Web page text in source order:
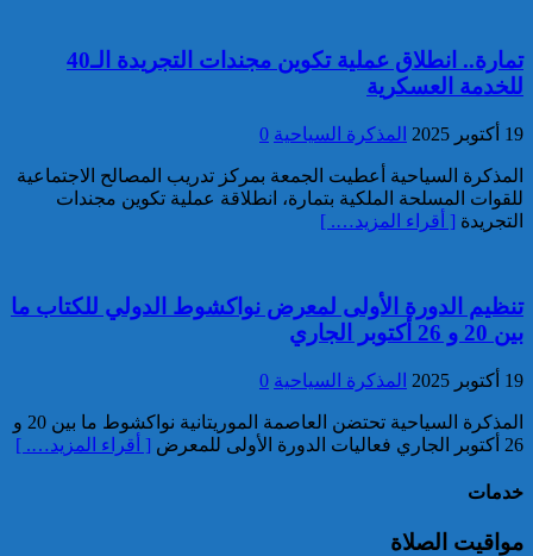
إحباط مخطط إرهابي بالغ
الخطورة كان يستهدف المغرب
توقيف مواطن فرنسي من أصول
تونسية موضوع أمر دولي بإلقاء
القبض صادر عن السلطات
القضائية الفرنسية
تمارة.. انطلاق عملية تكوين مجندات التجريدة الـ40
للخدمة العسكرية
19 أكتوبر 2025 المذكرة السياحية 0
المذكرة السياحية أعطيت الجمعة بمركز تدريب المصالح الاجتماعية
للقوات المسلحة الملكية بتمارة، انطلاقة عملية تكوين مجندات
التجريدة [ أقراء المزيد…. ]
تنظيم الدورة الأولى لمعرض نواكشوط الدولي للكتاب ما
بين 20 و 26 أكتوبر الجاري
19 أكتوبر 2025 المذكرة السياحية 0
المذكرة السياحية تحتضن العاصمة الموريتانية نواكشوط ما بين 20 و
26 أكتوبر الجاري فعاليات الدورة الأولى للمعرض
[ أقراء المزيد…. ]
خدمات
مواقيت الصلاة